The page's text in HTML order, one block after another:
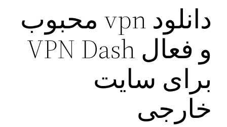
دانلود vpn محبوب
و‌ فعال VPN Dash
برای سایت
خارجی